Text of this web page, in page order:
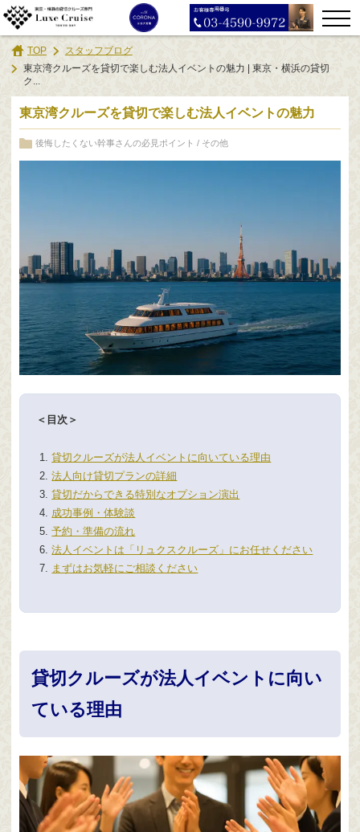
TOP
スタッフブログ
東京湾クルーズを貸切で楽しむ法人イベントの魅力 | 東京・横浜の貸切
ク...
東京湾クルーズを貸切で楽しむ法人イベントの魅力
後悔したくない幹事さんの必見ポイント / その他
＜目次＞
貸切クルーズが法人イベントに向いている理由
法人向け貸切プランの詳細
貸切だからできる特別なオプション演出
成功事例・体験談
予約・準備の流れ
法人イベントは「リュクスクルーズ」にお任せください
まずはお気軽にご相談ください
貸切クルーズが法人イベントに向い
ている理由